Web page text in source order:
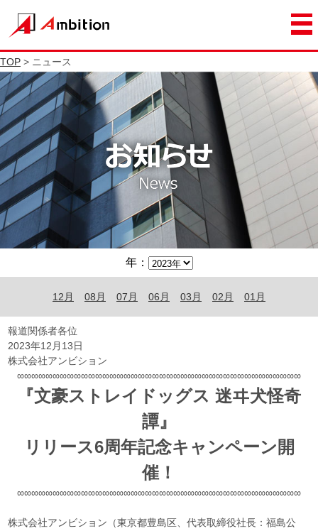
TOP > ニュース
年：
12月 08月 07月 06月 03月 02月 01月
報道関係者各位
2023年12月13日
株式会社アンビション
∞∞∞∞∞∞∞∞∞∞∞∞∞∞∞∞∞∞∞∞∞∞∞∞∞∞∞∞∞∞∞∞∞∞∞∞∞∞∞∞
『文豪ストレイドッグス 迷ヰ犬怪奇
譚』
リリース6周年記念キャンペーン開
催！
∞∞∞∞∞∞∞∞∞∞∞∞∞∞∞∞∞∞∞∞∞∞∞∞∞∞∞∞∞∞∞∞∞∞∞∞∞∞∞∞
株式会社アンビション（東京都豊島区、代表取締役社長：福島公